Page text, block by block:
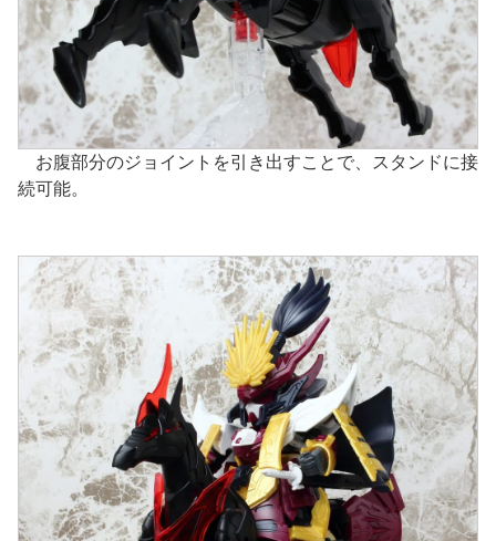
お腹部分のジョイントを引き出すことで、スタンドに接
続可能。